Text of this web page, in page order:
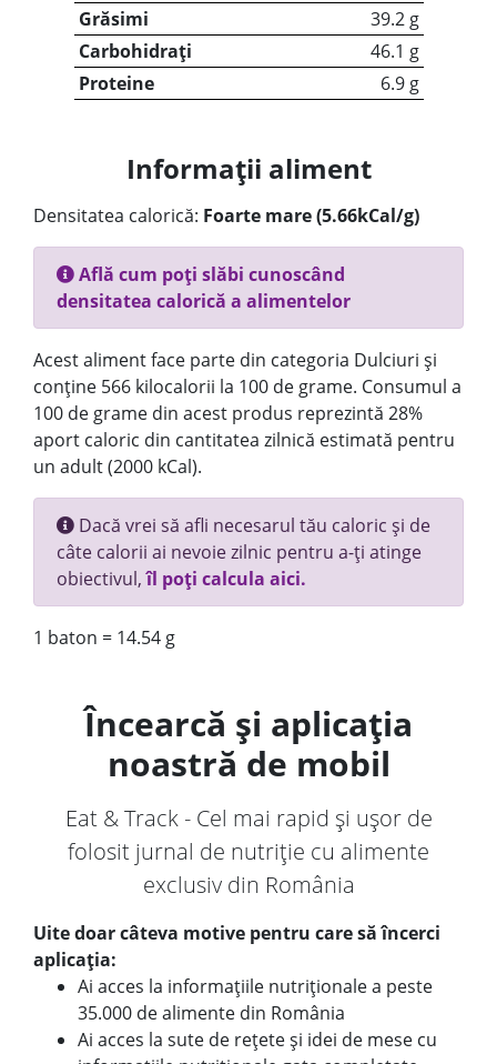
Grăsimi
39.2 g
Carbohidrați
46.1 g
Proteine
6.9 g
Informații aliment
Densitatea calorică: Foarte mare (5.66kCal/g)
Află cum poți slăbi cunoscând
densitatea calorică a alimentelor
Acest aliment face parte din categoria Dulciuri și
conține 566 kilocalorii la 100 de grame. Consumul a
100 de grame din acest produs reprezintă 28%
aport caloric din cantitatea zilnică estimată pentru
un adult (2000 kCal).
Dacă vrei să afli necesarul tău caloric și de
câte calorii ai nevoie zilnic pentru a-ți atinge
obiectivul,îl poți calcula aici.
1 baton = 14.54 g
Încearcă și aplicația
noastră de mobil
Eat & Track - Cel mai rapid și ușor de
folosit jurnal de nutriție cu alimente
exclusiv din România
Uite doar câteva motive pentru care să încerci
aplicația:
Ai acces la informațiile nutriționale a peste
35.000 de alimente din România
Ai acces la sute de rețete și idei de mese cu